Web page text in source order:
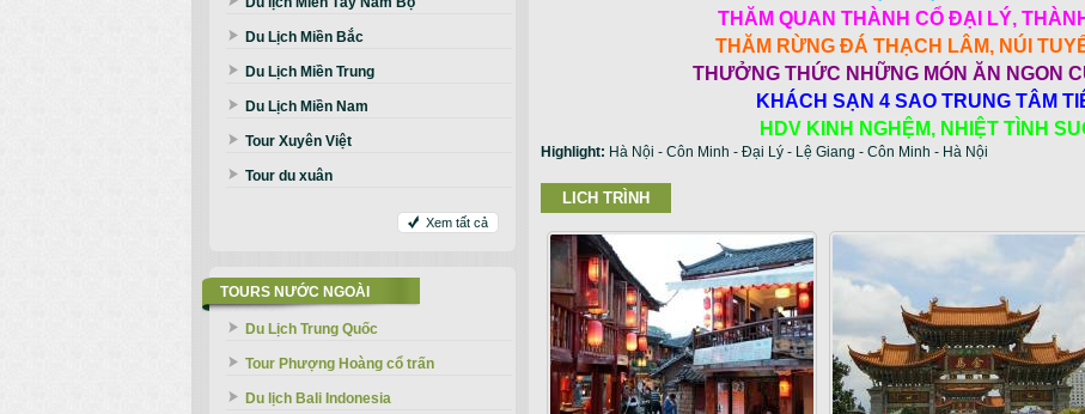
Du Lịch Miền Bắc
Du Lịch Miền Trung
Du Lịch Miền Nam
Tour Xuyên Việt
Tour du xuân
Xem tất cả
TOURS NƯỚC NGOÀI
Du Lịch Trung Quốc
Tour Phượng Hoàng cổ trấn
Du lịch Bali Indonesia
THĂM QUAN THÀNH CỔ ĐẠI LÝ,
THĂM RỪNG ĐÁ THẠCH LÂM, NÚI
THƯỞNG THỨC NHỮNG MÓN ĂN NGON
KHÁCH SẠN 4 SAO TRUNG TÂM
HDV KINH NGHỆM, NHIỆT TÌNH
Highlight: Hà Nội - Côn Minh - Đại Lý - Lệ Giang - Côn Minh - Hà Nội
LICH TRÌNH